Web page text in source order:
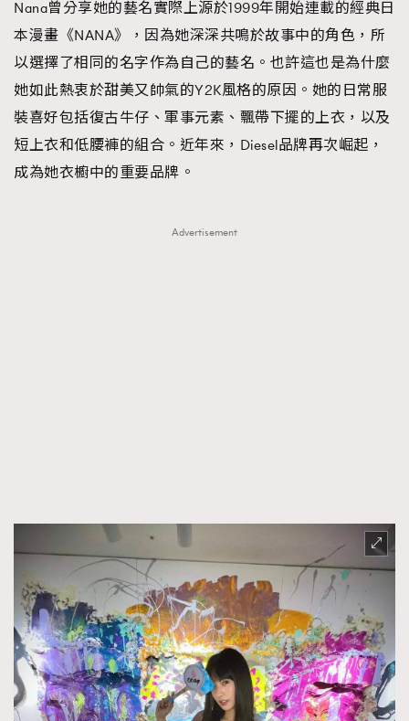
AFrenchMind
DressLikeAParisienne
EmpowerF
FashionWeek FigaroAesthetic
Nana曾分享她的藝名實際上源於1999年開始連載的經典日
本漫畫《NANA》，因為她深深共鳴於故事中的角色，所
以選擇了相同的名字作為自己的藝名。也許這也是為什麼
她如此熱衷於甜美又帥氣的Y2K風格的原因。她的日常服
裝喜好包括復古牛仔、軍事元素、飄帶下擺的上衣，以及
短上衣和低腰褲的組合。近年來，Diesel品牌再次崛起，
成為她衣櫥中的重要品牌。
Advertisement